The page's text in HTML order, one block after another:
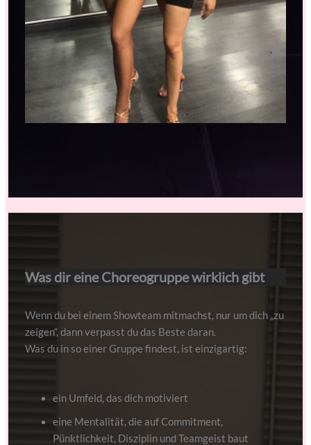
Was dir eine Choreogruppe wirklich gibt
Wenn du bei einem Showteam mitmachst, nur um dich „zu
zeigen“, dann verpasst du das Beste daran.
Was du in so einer Gruppe findest, ist einzigartig:
ein Umfeld, das dich motiviert
eine Mentalität, die auf Commitment,
Pünktlichkeit, Disziplin und Teamgeist baut